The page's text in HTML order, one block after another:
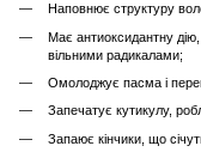
Наповнює структуру
Має антиоксидантну
вільними радикалами;
Омолоджує пасма і
Запечатує кутикулу,
Запаює кінчики, що